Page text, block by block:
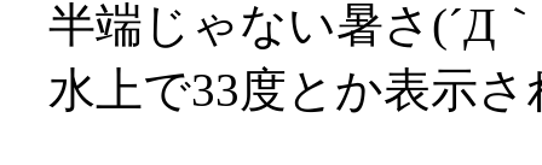
半端じゃない暑さ(´Д
水上で33度とか表示